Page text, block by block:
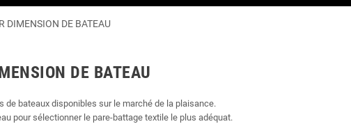
DIMENSION DE BATEAU
DE BATEAU
bateaux disponibles sur le marché de la plaisance.
pour sélectionner le pare-battage textile le plus adéquat.